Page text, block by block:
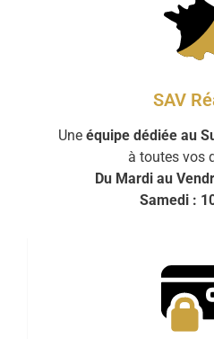
SAV
Une équipe dédiée au
à toutes vos
Du Mardi au
Samedi :